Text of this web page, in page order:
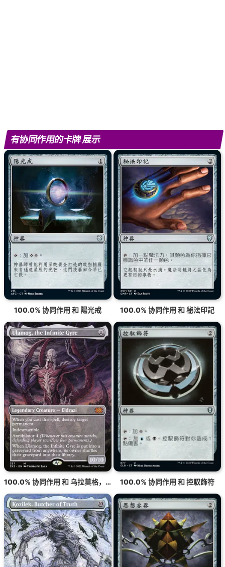
有协同作用的卡牌 展示
100.0% 协同作用 和 陽光戒 100.0% 协同作用 和 秘法印記
100.0% 协同作用 和 控馭飾符